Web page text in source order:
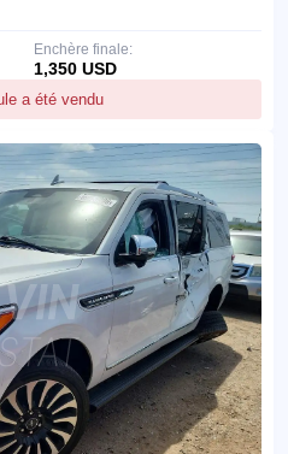
a été vendu
Enchère finale:
1,350 USD